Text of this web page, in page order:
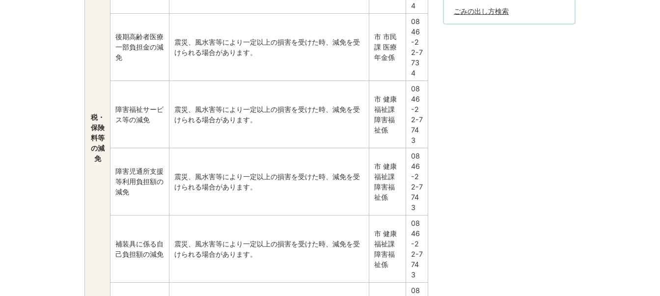
税・
保険
料等
の減
免
4
後期高齢者医療
一部負担金の減
免
震災、風水害等により一定以上の損害を受けた時、減免を受
けられる場合があります。
市 市民
課 医療
年金係
08
46
-2
2-7
73
4
障害福祉サービ
ス等の減免
震災、風水害等により一定以上の損害を受けた時、減免を受
けられる場合があります。
市 健康
福祉課
障害福
祉係
08
46
-2
2-7
74
3
障害児通所支援
等利用負担額の
減免
震災、風水害等により一定以上の損害を受けた時、減免を受
けられる場合があります。
市 健康
福祉課
障害福
祉係
08
46
-2
2-7
74
3
補装具に係る自
己負担額の減免
震災、風水害等により一定以上の損害を受けた時、減免を受
けられる場合があります。
市 健康
福祉課
障害福
祉係
08
46
-2
2-7
74
3
08
ごみの出し方検索